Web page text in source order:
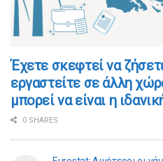
​​Έχετε σκεφτεί να
εργαστείτε σε άλλη
μπορεί να είναι η
0 SHARES